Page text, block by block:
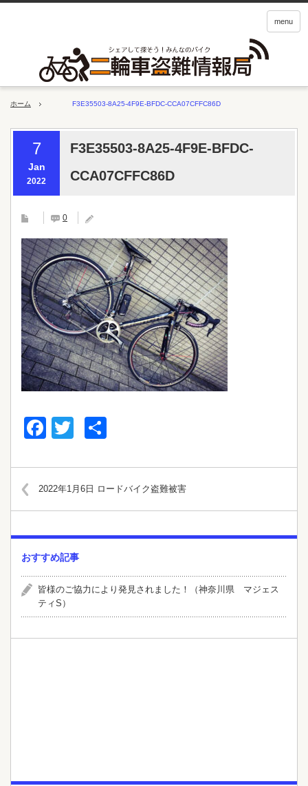
menu
ホーム F3E35503-8A25-4F9E-BFDC-CCA07CFFC86D
7
Jan
2022
F3E35503-8A25-4F9E-BFDC-
CCA07CFFC86D
0
Facebook
Twitter
2022年1月6日 ロードバイク盗難被害
おすすめ記事
皆様のご協力により発見されました！（神奈川県 マジェス
ティS）